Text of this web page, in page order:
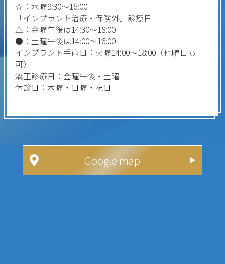
☆：水曜9:30～16:00
「インプラント治療・保険外」診療日
△：金曜午後は14:30～18:00
●：土曜午後は14:00～16:00
インプラント手術日：火曜14:00～18:00（他曜日も
可）
矯正診療日：金曜午後・土曜
休診日：木曜・日曜・祝日
Google map